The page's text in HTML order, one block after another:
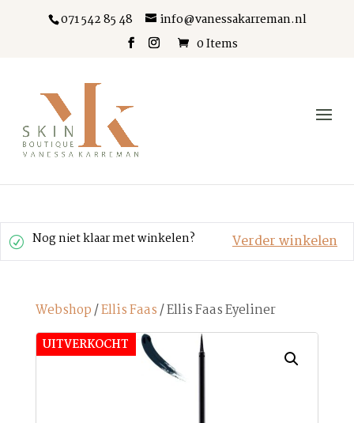
071 542 85 48
info@vanessakarreman.nl
0 Items
Verder winkelen
Nog niet klaar met winkelen?
Webshop/Ellis Faas/ Ellis Faas Eyeliner
UITVERKOCHT